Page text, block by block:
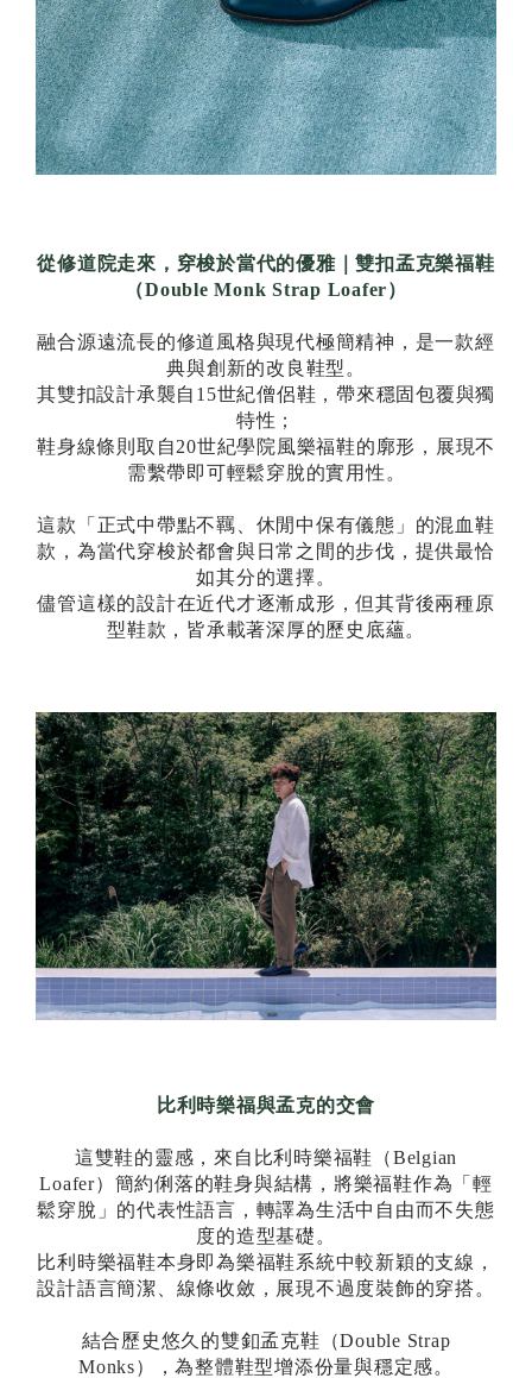
從修道院走來，穿梭於當代的優雅｜雙扣孟克樂福鞋
（Double Monk Strap Loafer）
融合源遠流長的修道風格與現代極簡精神，是一款經
典與創新的改良鞋型。
其雙扣設計承襲自15世紀僧侶鞋，帶來穩固包覆與獨
特性；
鞋身線條則取自20世紀學院風樂福鞋的廓形，展現不
需繫帶即可輕鬆穿脫的實用性。
這款「正式中帶點不羈、休閒中保有儀態」的混血鞋
款，為當代穿梭於都會與日常之間的步伐，提供最恰
如其分的選擇。
儘管這樣的設計在近代才逐漸成形，但其背後兩種原
型鞋款，皆承載著深厚的歷史底蘊。
比利時樂福與孟克的交會
這雙鞋的靈感，來自比利時樂福鞋（Belgian
Loafer）簡約俐落的鞋身與結構，將樂福鞋作為「輕
鬆穿脫」的代表性語言，轉譯為生活中自由而不失態
度的造型基礎。
比利時樂福鞋本身即為樂福鞋系統中較新穎的支線，
設計語言簡潔、線條收斂，展現不過度裝飾的穿搭。
結合歷史悠久的雙釦孟克鞋（Double Strap
Monks），為整體鞋型增添份量與穩定感。